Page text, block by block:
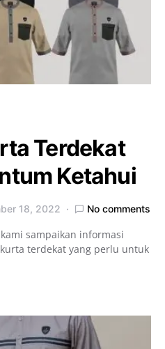
Terdekat
Ketahui
18, 2022 No comments
sampaikan informasi
terdekat yang perlu untuk